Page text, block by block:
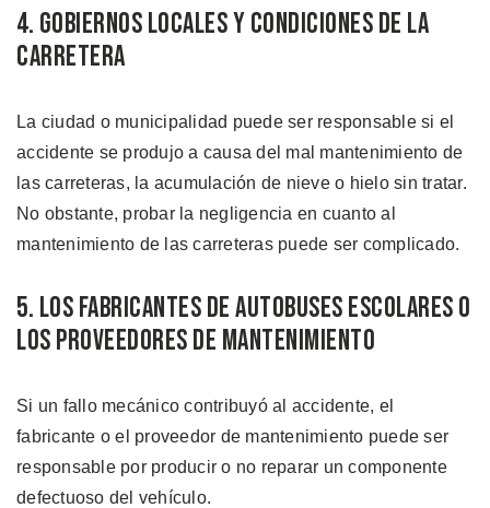
4. Gobiernos Locales y Condiciones de la
Carretera
La ciudad o municipalidad puede ser responsable si el
accidente se produjo a causa del mal mantenimiento de
las carreteras, la acumulación de nieve o hielo sin tratar.
No obstante, probar la negligencia en cuanto al
mantenimiento de las carreteras puede ser complicado.
5. Los Fabricantes de Autobuses Escolares o
los Proveedores de Mantenimiento
Si un fallo mecánico contribuyó al accidente, el
fabricante o el proveedor de mantenimiento puede ser
responsable por producir o no reparar un componente
defectuoso del vehículo.